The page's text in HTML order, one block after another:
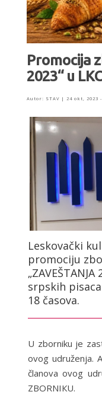
Promocija
2023“ u
Autor: STAV| 24 okt, 2023
Leskovački
promociju
srpskih
18 časova.
U zborniku je
ovog udruženja.
članova ovog
ZBORNIКU.